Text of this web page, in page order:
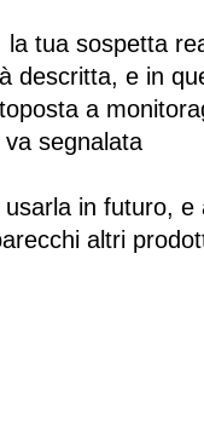
la tua sospetta
descritta, e in
a
segnalata
in futuro,
altri